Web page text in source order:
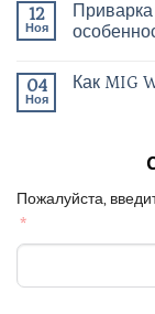
12
Ноя
04
Ноя
Как MIG
Пожалуйста,